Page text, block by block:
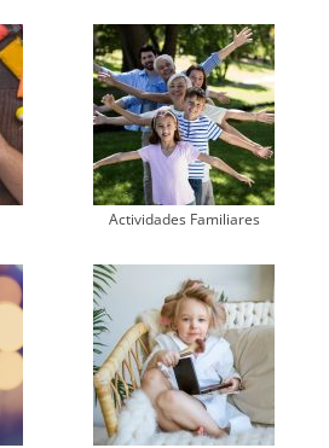
Actividades Familiares